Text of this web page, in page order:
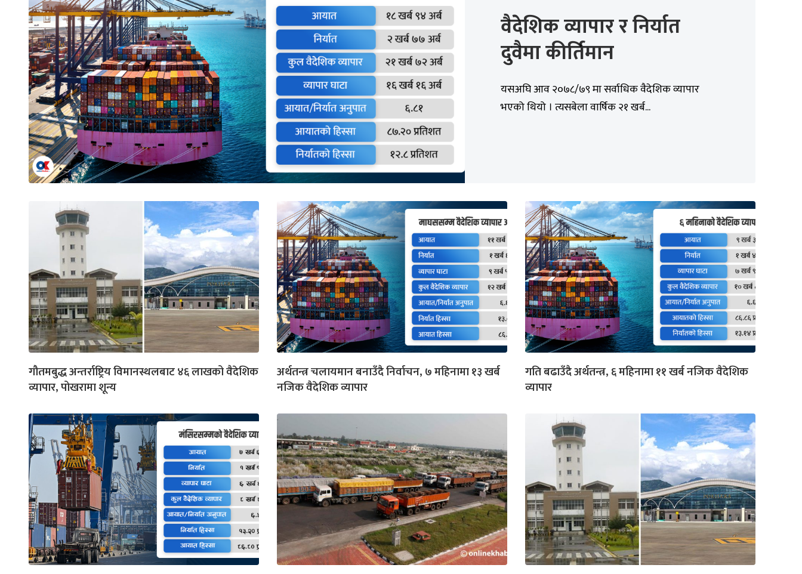
वैदेशिक व्यापार र निर्यात
दुवैमा कीर्तिमान
यसअघि आव २०७८/७९ मा सर्वाधिक वैदेशिक व्यापार
भएको थियो । त्यसबेला वार्षिक २१ खर्ब...
गौतमबुद्ध अन्तर्राष्ट्रिय विमानस्थलबाट ४६ लाखको वैदेशिक
व्यापार, पोखरामा शून्य
अर्थतन्त्र चलायमान बनाउँदै निर्वाचन, ७ महिनामा १३ खर्ब
नजिक वैदेशिक व्यापार
गति बढाउँदै अर्थतन्त्र, ६ महिनामा ११ खर्ब नजिक वैदेशिक
व्यापार